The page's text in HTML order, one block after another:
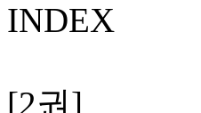
INDEX
[2권]